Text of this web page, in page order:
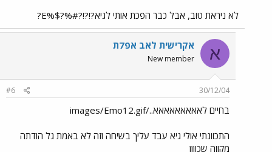
לא ניראת טוב, אבל כבר הפכת אותי לגיא?!?!?#%?$%E?
א אקרישית לאב אפ7ת
New member
30/12/04
#6
בחיים לאאאאאאאאא../images/Emo12.gif
התכוונתי אולי גיא עבד עליך בשיחה וזה לא באמת גל הודתה
מקווה שכןןןן